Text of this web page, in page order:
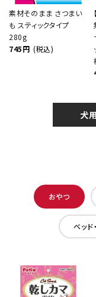
素材そのまま さつまい
も スティックタイプ
280g
745円 (税込)
犬
おやつ
ベッド